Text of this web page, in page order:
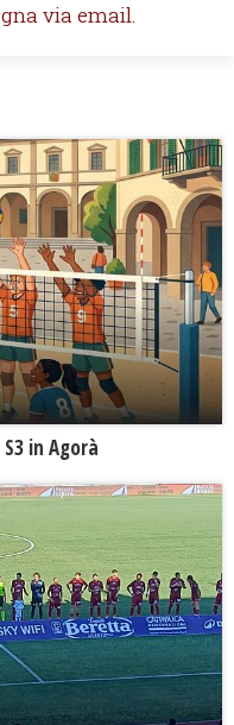
via email.
in Agorà